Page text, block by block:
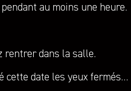
au moins une heure.
rentrer dans la salle.
cette date les yeux fermés…